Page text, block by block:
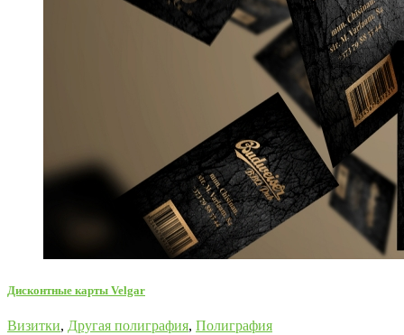
Дисконтные карты Velgar
Визитки, Другая полиграфия, Полиграфия